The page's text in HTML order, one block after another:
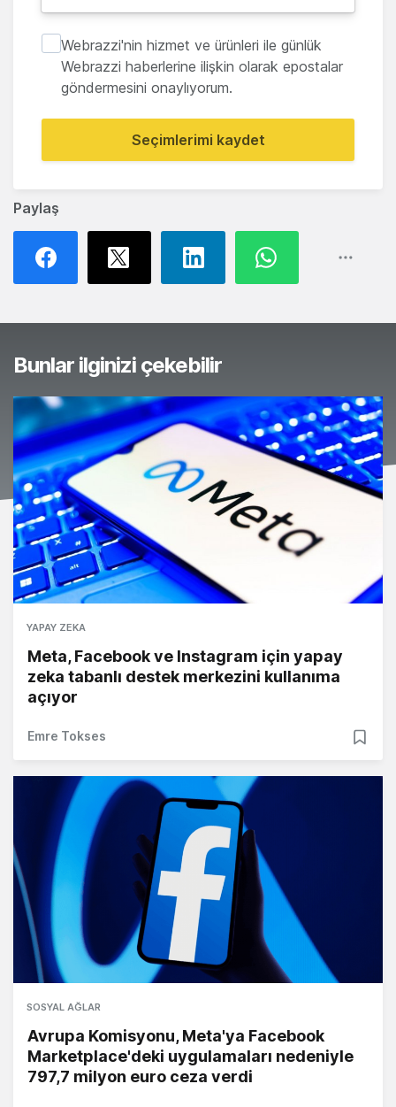
Paylaş
Webrazzi'nin hizmet ve ürünleri ile günlük
Webrazzi haberlerine ilişkin olarak epostalar
göndermesini onaylıyorum.
Seçimlerimi kaydet
Bunlar ilginizi çekebilir
YAPAY ZEKA
Meta, Facebook ve Instagram için yapay
zeka tabanlı destek merkezini kullanıma
açıyor
Emre Tokses
SOSYAL AĞLAR
Avrupa Komisyonu, Meta'ya Facebook
Marketplace'deki uygulamaları nedeniyle
797,7 milyon euro ceza verdi